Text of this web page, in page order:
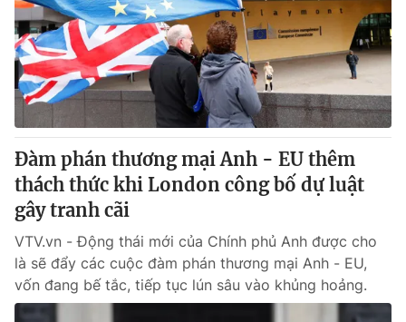
VTV Sức khoẻ Bất động sản
Thị trường 24h Tấm lòng Việt
VTV4 Vươn mình bằng AI
VTV9
Liên hệ tòa soạn English
Đàm phán thương mại Anh - EU thêm
thách thức khi London công bố dự luật
gây tranh cãi
VTV.vn - Động thái mới của Chính phủ Anh được cho
là sẽ đẩy các cuộc đàm phán thương mại Anh - EU,
vốn đang bế tắc, tiếp tục lún sâu vào khủng hoảng.